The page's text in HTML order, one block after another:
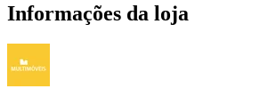
Informações da loja